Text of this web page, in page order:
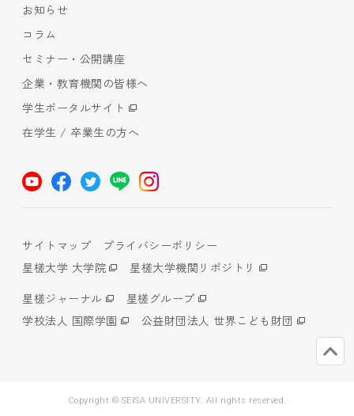
お知らせ
コラム
セミナー・公開講座
企業・教育機関の皆様へ
学生ポータルサイト
在学生 / 卒業生の方へ
サイトマップ
プライバシーポリシー
星槎大学 大学院
星槎大学機関リポジトリ
星槎ジャーナル
星槎グループ
学校法人 国際学園
公益財団法人 世界こども財団
Copyright © SEISA UNIVERSITY. All rights reserved.